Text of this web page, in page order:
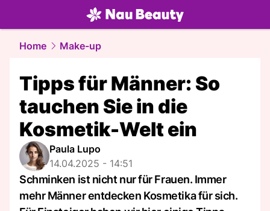
beauty.NAU.ch
Home Make-up
Tipps für Männer: So
tauchen Sie in die
Kosmetik-Welt ein
Paula Lupo
14.04.2025 - 14:51
Schminken ist nicht nur für Frauen. Immer
mehr Männer entdecken Kosmetika für sich.